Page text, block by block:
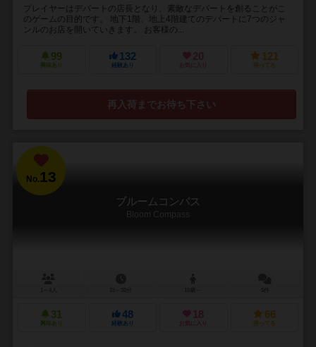
プレイヤーはデパートの店長となり、素敵なデパートを創ることがこ
のゲームの目的です。 地下1階、地上4階建てのデパートに7つのジャ
ンルのお店を開いていきます。 お客様の...
99
興味あり
132
経験あり
20
お気に入り
121
持ってる
再入荷までお待ち下さい
No.13
ブルームコンパス
Bloom Compass
31
興味あり
48
経験あり
18
お気に入り
66
持ってる